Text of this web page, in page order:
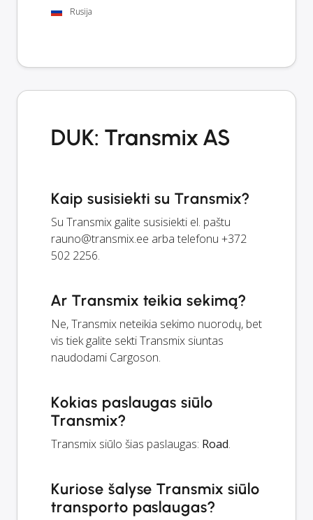
Rusija
DUK: Transmix AS
Kaip susisiekti su Transmix?
Su Transmix galite susisiekti el. paštu
rauno@transmix.ee arba telefonu +372
502 2256.
Ar Transmix teikia sekimą?
Ne, Transmix neteikia sekimo nuorodų, bet
vis tiek galite sekti Transmix siuntas
naudodami Cargoson.
Kokias paslaugas siūlo
Transmix?
Transmix siūlo šias paslaugas: Road.
Kuriose šalyse Transmix siūlo
transporto paslaugas?